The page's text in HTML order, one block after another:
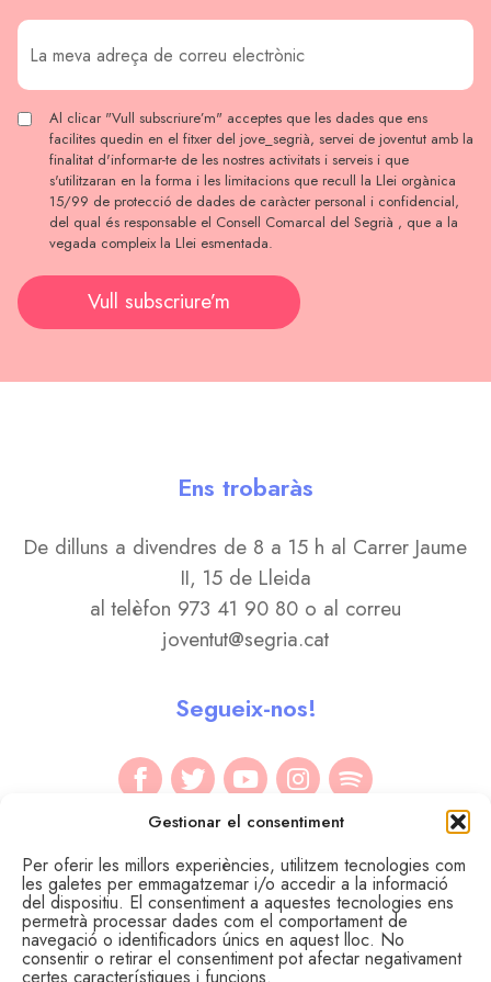
Gestionar el consentiment
Per oferir les millors experiències, utilitzem tecnologies com
les galetes per emmagatzemar i/o accedir a la informació
del dispositiu. El consentiment a aquestes tecnologies ens
permetrà processar dades com el comportament de
navegació o identificadors únics en aquest lloc. No
consentir o retirar el consentiment pot afectar negativament
Al clicar "Vull subscriure’m" acceptes que les dades que ens
facilites quedin en el fitxer del jove_segrià, servei de joventut amb la
finalitat d'informar-te de les nostres activitats i serveis i que
s'utilitzaran en la forma i les limitacions que recull la Llei orgànica
15/99 de protecció de dades de caràcter personal i confidencial,
del qual és responsable el Consell Comarcal del Segrià , que a la
vegada compleix la Llei esmentada.
Vull subscriure’m
Ens trobaràs
De dilluns a divendres de 8 a 15 h al Carrer Jaume
II, 15 de Lleida
al telèfon 973 41 90 80 o al correu
joventut@segria.cat
Segueix-nos!